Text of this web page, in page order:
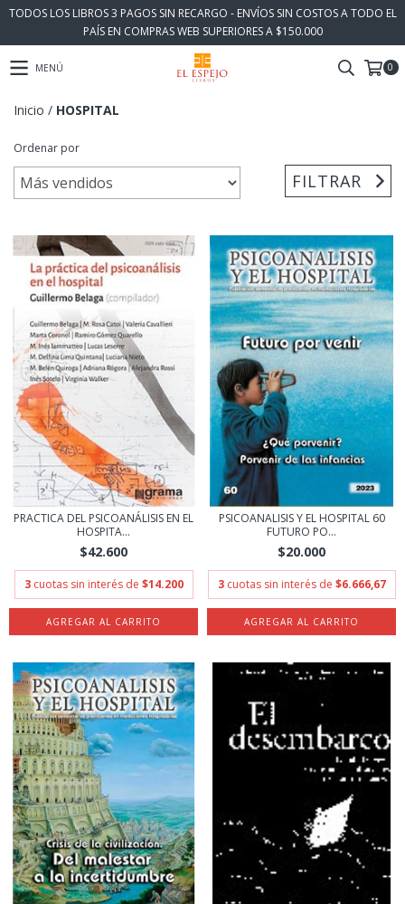
TODOS LOS LIBROS 3 PAGOS SIN RECARGO - ENVÍOS SIN COSTOS A TODO EL
PAÍS EN COMPRAS WEB SUPERIORES A $150.000
MENÚ 0
Inicio / HOSPITAL
Ordenar por
FILTRAR
PRACTICA DEL PSICOANÁLISIS EN EL
HOSPITA...
$42.600
3 cuotas sin interés de $14.200
PSICOANALISIS Y EL HOSPITAL 60
FUTURO PO...
$20.000
3 cuotas sin interés de $6.666,67